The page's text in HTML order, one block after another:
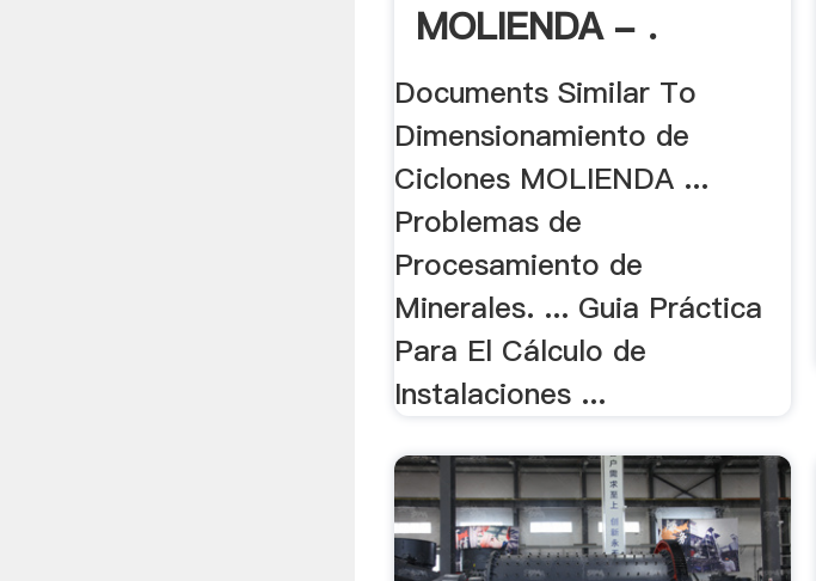
MOLIENDA - .
Documents Similar To
Dimensionamiento de
Ciclones MOLIENDA ...
Problemas de
Procesamiento de
Minerales. ... Guia Práctica
Para El Cálculo de
Instalaciones ...